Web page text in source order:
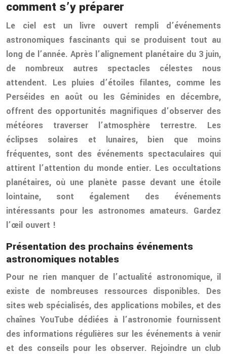
comment s’y préparer
Le ciel est un livre ouvert rempli d’événements
astronomiques fascinants qui se produisent tout au
long de l’année. Après l’alignement planétaire du 3 juin,
de nombreux autres spectacles célestes nous
attendent. Les pluies d’étoiles filantes, comme les
Perséides en août ou les Géminides en décembre,
offrent des opportunités magnifiques d’observer des
météores traverser l’atmosphère terrestre. Les
éclipses solaires et lunaires, bien que moins
fréquentes, sont des événements spectaculaires qui
attirent l’attention du monde entier. Les occultations
planétaires, où une planète passe devant une étoile
lointaine, sont également des événements
intéressants pour les astronomes amateurs. Gardez
l’œil ouvert !
Présentation des prochains événements
astronomiques notables
Pour ne rien manquer de l’actualité astronomique, il
existe de nombreuses ressources disponibles. Des
sites web spécialisés, des applications mobiles, et des
chaînes YouTube dédiées à l’astronomie fournissent
des informations régulières sur les événements à venir
et des conseils pour les observer. Rejoindre un club